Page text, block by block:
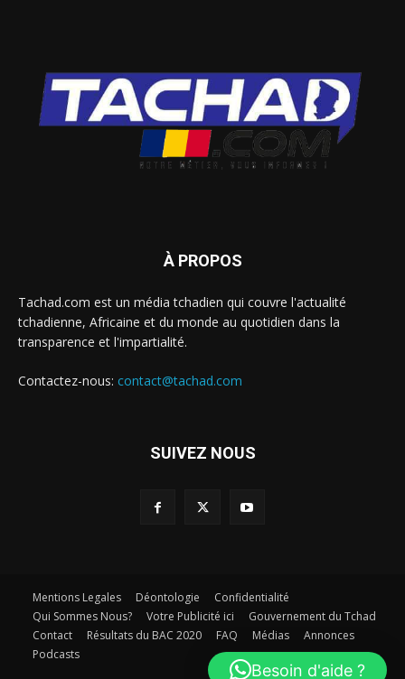
À PROPOS
Tachad.com est un média tchadien qui couvre l'actualité
tchadienne, Africaine et du monde au quotidien dans la
transparence et l'impartialité.
Contactez-nous: contact@tachad.com
SUIVEZ NOUS
Mentions Legales Déontologie
Confidentialité
Qui Sommes Nous?
Votre Publicité ici
Gouvernement du Tchad
Contact
Résultats du BAC 2020 FAQ Médias
Annonces
Podcasts
Besoin d'aide ?